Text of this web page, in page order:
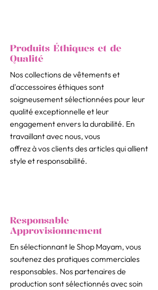
Produits Éthiques et de
Qualité
Nos collections de vêtements et
d'accessoires éthiques sont
soigneusement sélectionnées pour leur
qualité exceptionnelle et leur
engagement envers la durabilité. En
travaillant avec nous, vous
offrez à vos clients des articles qui allient
style et responsabilité.
Responsable
Approvisionnement
En sélectionnant le Shop Mayam, vous
soutenez des pratiques commerciales
responsables. Nos partenaires de
production sont sélectionnés avec soin